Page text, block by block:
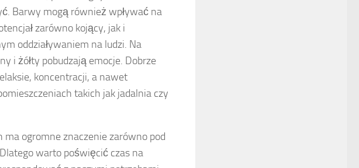
Barwy mogą również wpływać na
zarówno kojący, jak i
oddziaływaniem na ludzi. Na
i żółty pobudzają emocje. Dobrze
koncentracji, a nawet
takich jak jadalnia czy
ogromne znaczenie zarówno pod
warto poświęcić czas na